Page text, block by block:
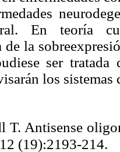
En teoría
de la
ser
los
T. Antisense
(19):2193-214.